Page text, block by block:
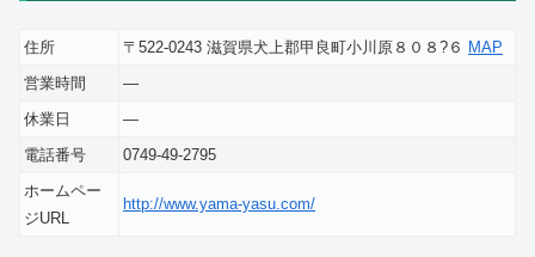
住所 〒522-0243 滋賀県犬上郡甲良町小川原８０８?６ MAP
営業時間
―
休業日
―
電話番号
0749-49-2795
ホームペー
ジURL
http://www.yama-yasu.com/